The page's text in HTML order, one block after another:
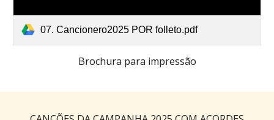
07. Cancionero2025 POR folleto.pdf
Brochura para impressão